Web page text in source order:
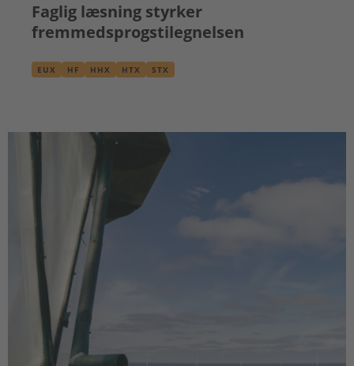
Faglig læsning styrker
fremmedsprogstilegnelsen
EUX HF HHX HTX STX